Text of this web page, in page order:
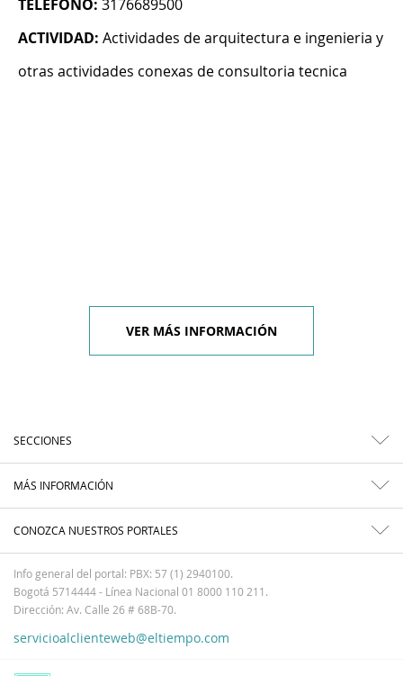
TELÉFONO: 3176689500
ACTIVIDAD: Actividades de arquitectura e ingenieria y
otras actividades conexas de consultoria tecnica
VER MÁS INFORMACIÓN
SECCIONES
MÁS INFORMACIÓN
CONOZCA NUESTROS PORTALES
Info general del portal: PBX: 57 (1) 2940100.
Bogotá 5714444 - Línea Nacional 01 8000 110 211.
Dirección: Av. Calle 26 # 68B-70.
servicioalclienteweb@eltiempo.com